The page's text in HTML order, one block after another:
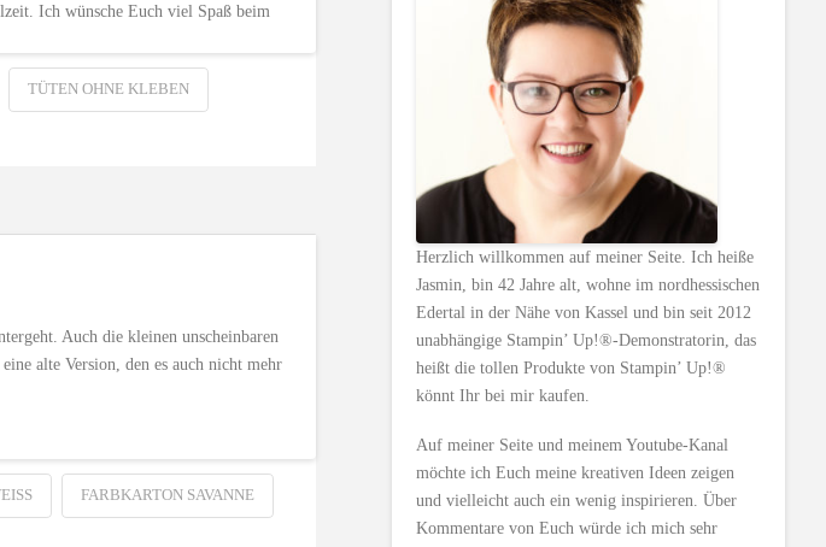
Ich wünsche Euch viel Spaß beim
TÜTEN OHNE KLEBEN
Auch die kleinen unscheinbaren
alte Version, den es auch nicht mehr
FARBKARTON SAVANNE
Herzlich willkommen auf meiner Seite. Ich heiße
Jasmin, bin 42 Jahre alt, wohne im nordhessischen
Edertal in der Nähe von Kassel und bin seit 2012
unabhängige Stampin’ Up!®-Demonstratorin, das
heißt die tollen Produkte von Stampin’ Up!®
könnt Ihr bei mir kaufen.
Auf meiner Seite und meinem Youtube-Kanal
möchte ich Euch meine kreativen Ideen zeigen
und vielleicht auch ein wenig inspirieren. Über
Kommentare von Euch würde ich mich sehr